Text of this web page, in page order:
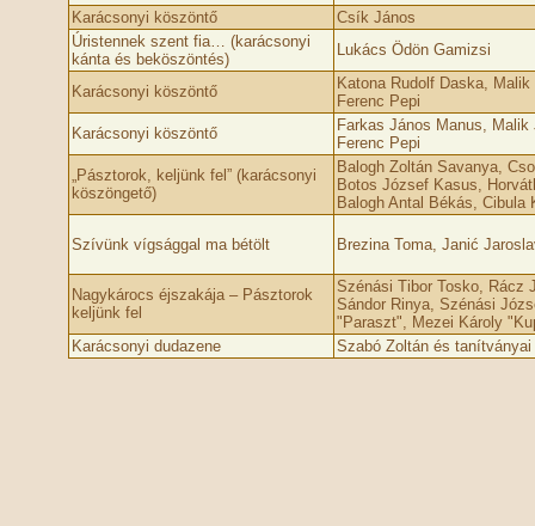
Karácsonyi köszöntő
Csík János
Úristennek szent fia… (karácsonyi
kánta és beköszöntés)
Lukács Ödön Gamizsi
Karácsonyi köszöntő
Katona Rudolf Daska,
Ferenc Pepi
Karácsonyi köszöntő
Farkas János Manus,
Ferenc Pepi
„Pásztorok, keljünk fel” (karácsonyi
köszöngető)
Balogh Zoltán Savanya,
Botos József Kasus,
Balogh Antal Békás, Cibula
Szívünk vígsággal ma bétölt Brezina Toma, Janić
Nagykárocs éjszakája – Pásztorok
keljünk fel
Szénási Tibor Tosko, Rácz
Sándor Rinya, Szénási
"Paraszt", Mezei Károly
Karácsonyi dudazene
Szabó Zoltán és tanítványai